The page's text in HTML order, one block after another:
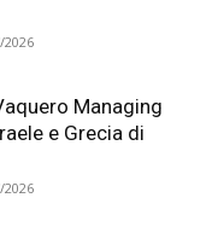
2026
Managing
e Grecia di
2026